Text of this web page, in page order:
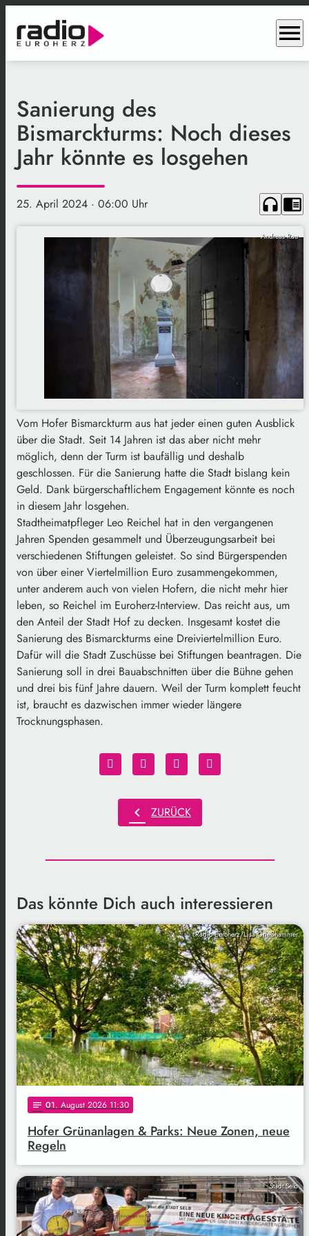
menu
Sanierung des
Bismarckturms: Noch dieses
Jahr könnte es losgehen
25. April 2024 · 06:00 Uhr headphones chrome_reader_mode
Andreas Rau
Vom Hofer Bismarckturm aus hat jeder einen guten Ausblick
über die Stadt. Seit 14 Jahren ist das aber nicht mehr
möglich, denn der Turm ist baufällig und deshalb
geschlossen. Für die Sanierung hatte die Stadt bislang kein
Geld. Dank bürgerschaftlichem Engagement könnte es noch
in diesem Jahr losgehen.
Stadtheimatpfleger Leo Reichel hat in den vergangenen
Jahren Spenden gesammelt und Überzeugungsarbeit bei
verschiedenen Stiftungen geleistet. So sind Bürgerspenden
von über einer Viertelmillion Euro zusammengekommen,
unter anderem auch von vielen Hofern, die nicht mehr hier
leben, so Reichel im Euroherz-Interview. Das reicht aus, um
den Anteil der Stadt Hof zu decken. Insgesamt kostet die
Sanierung des Bismarckturms eine Dreiviertelmillion Euro.
Dafür will die Stadt Zuschüsse bei Stiftungen beantragen. Die
Sanierung soll in drei Bauabschnitten über die Bühne gehen
und drei bis fünf Jahre dauern. Weil der Turm komplett feucht
ist, braucht es dazwischen immer wieder längere
Trocknungsphasen.
chevron_left ZURÜCK
Das könnte Dich auch interessieren
Radio Euroherz/Lisa Grießhammer
notes 01. August 2026 11:30
Hofer Grünanlagen & Parks: Neue Zonen, neue
Regeln
Stadt Selb